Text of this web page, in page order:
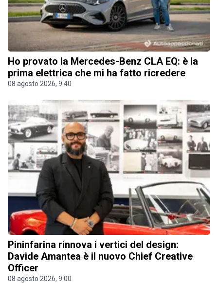
Ho provato la Mercedes-Benz CLA EQ: è la
prima elettrica che mi ha fatto ricredere
08 agosto 2026, 9.40
Pininfarina rinnova i vertici del design:
Davide Amantea è il nuovo Chief Creative
Officer
08 agosto 2026, 9.00